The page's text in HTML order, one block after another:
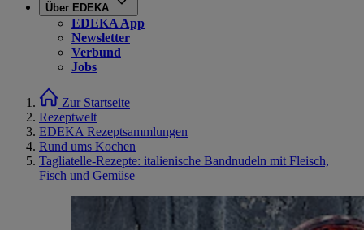
Über EDEKA
EDEKA App
Newsletter
Verbund
Jobs
Zur Startseite
Rezeptwelt
EDEKA Rezeptsammlungen
Rund ums Kochen
Tagliatelle-Rezepte: italienische Bandnudeln mit Fleisch,
Fisch und Gemüse